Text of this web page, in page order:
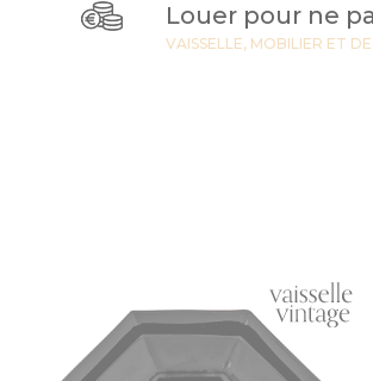
Louer pour ne
VAISSELLE, MOBILIER ET